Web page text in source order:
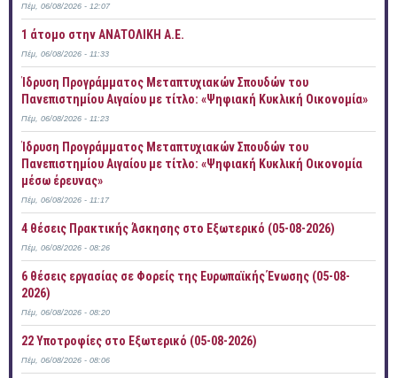
Πέμ, 06/08/2026 - 12:07
1 άτομο στην ΑΝΑΤΟΛΙΚΗ Α.Ε.
Πέμ, 06/08/2026 - 11:33
Ίδρυση Προγράμματος Μεταπτυχιακών Σπουδών του
Πανεπιστημίου Αιγαίου με τίτλο: «Ψηφιακή Κυκλική Οικονομία»
Πέμ, 06/08/2026 - 11:23
Ίδρυση Προγράμματος Μεταπτυχιακών Σπουδών του
Πανεπιστημίου Αιγαίου με τίτλο: «Ψηφιακή Κυκλική Οικονομία
μέσω έρευνας»
Πέμ, 06/08/2026 - 11:17
4 θέσεις Πρακτικής Άσκησης στο Εξωτερικό (05-08-2026)
Πέμ, 06/08/2026 - 08:26
6 θέσεις εργασίας σε Φορείς της Ευρωπαϊκής Ένωσης (05-08-
2026)
Πέμ, 06/08/2026 - 08:20
22 Υποτροφίες στο Εξωτερικό (05-08-2026)
Πέμ, 06/08/2026 - 08:06